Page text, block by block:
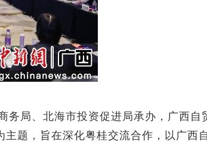
局、北海市投资促进局承办，广西自
题，旨在深化粤桂交流合作，以广西